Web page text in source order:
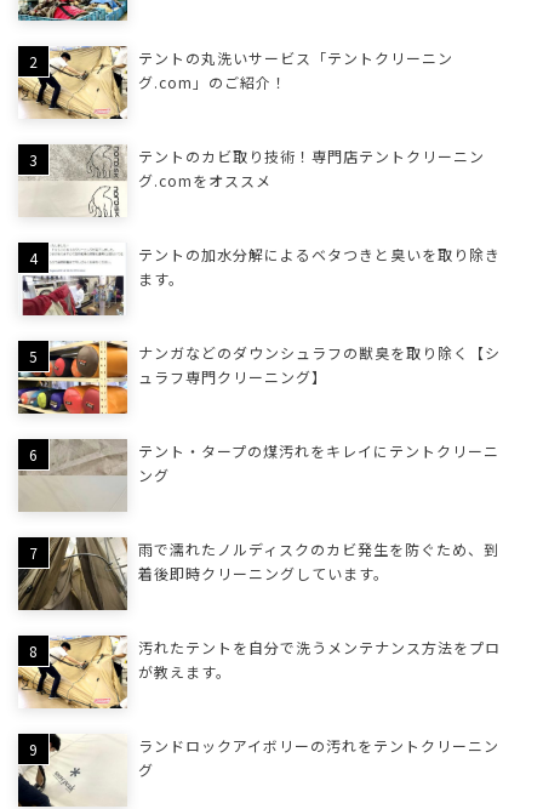
テントの丸洗いサービス「テントクリーニン
グ.com」のご紹介！
テントのカビ取り技術！専門店テントクリーニン
グ.comをオススメ
テントの加水分解によるベタつきと臭いを取り除き
ます。
ナンガなどのダウンシュラフの獣臭を取り除く【シ
ュラフ専門クリーニング】
テント・タープの煤汚れをキレイにテントクリーニ
ング
雨で濡れたノルディスクのカビ発生を防ぐため、到
着後即時クリーニングしています。
汚れたテントを自分で洗うメンテナンス方法をプロ
が教えます。
ランドロックアイボリーの汚れをテントクリーニン
グ